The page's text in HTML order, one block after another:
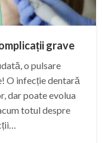
grave
o pulsare
O infecție dentară
dar poate evolua
totul despre